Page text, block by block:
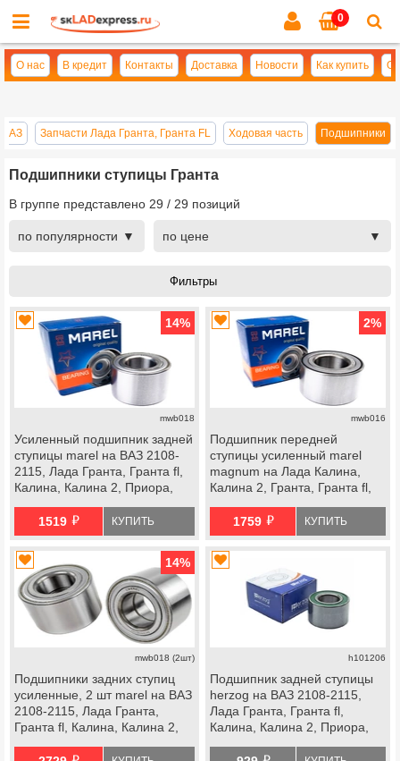
0
О нас В кредит Контакты Доставка Новости Как купить
ВАЗ Запчасти Лада Гранта, Гранта FL Ходовая часть Подшипники
Подшипники ступицы Гранта
В группе представлено 29 / 29 позиций
по популярности по цене
14%
mwb018
Усиленный подшипник задней
ступицы marel на ВАЗ 2108-
2115, Лада Гранта, Гранта fl,
Калина, Калина 2, Приора,
Лада Ока
1519 й КУПИТЬ
2%
mwb016
Подшипник передней
ступицы усиленный marel
magnum на Лада Калина,
Калина 2, Гранта, Гранта fl,
1759 й КУПИТЬ
14%
mwb018 (2шт)
Подшипники задних ступиц
усиленные, 2 шт marel на ВАЗ
2108-2115, Лада Гранта,
Гранта fl, Калина, Калина 2,
h101206
Подшипник задней ступицы
herzog на ВАЗ 2108-2115,
Лада Гранта, Гранта fl,
Калина, Калина 2, Приора,